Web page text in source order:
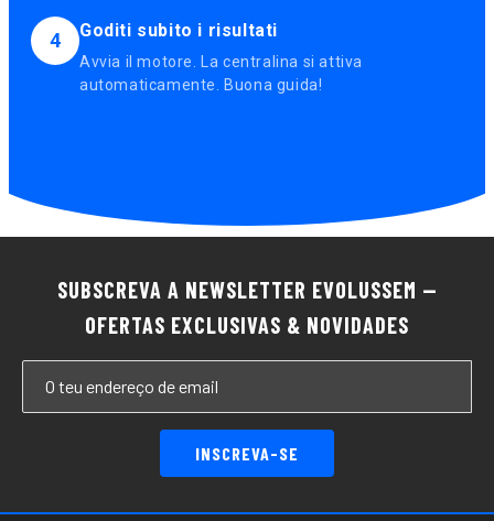
4 Goditi subito i risultati
Avvia il motore. La centralina si attiva
automaticamente. Buona guida!
SUBSCREVA A NEWSLETTER EVOLUSSEM —
OFERTAS EXCLUSIVAS & NOVIDADES
INSCREVA-SE